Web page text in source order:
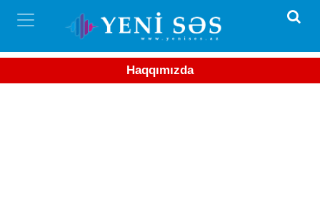
Haqqımızda